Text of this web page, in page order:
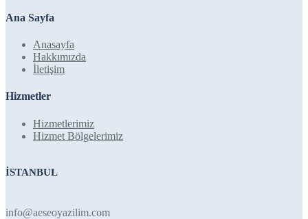
Ana Sayfa
Anasayfa
Hakkımızda
İletişim
Hizmetler
Hizmetlerimiz
Hizmet Bölgelerimiz
İSTANBUL
info@aeseoyazilim.com